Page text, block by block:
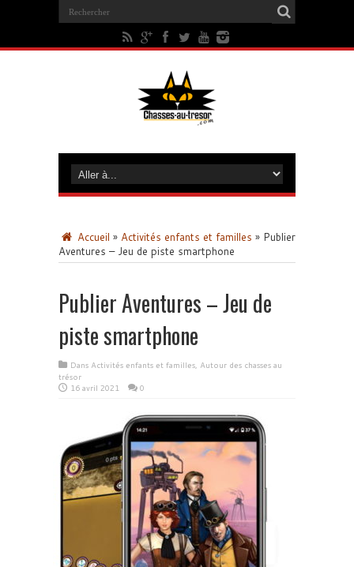
Accueil » Activités enfants et familles » Publier
Aventures – Jeu de piste smartphone
Publier Aventures – Jeu de
piste smartphone
Dans Activités enfants et familles, Autour des chasses au
trésor
16 avril 2021
0